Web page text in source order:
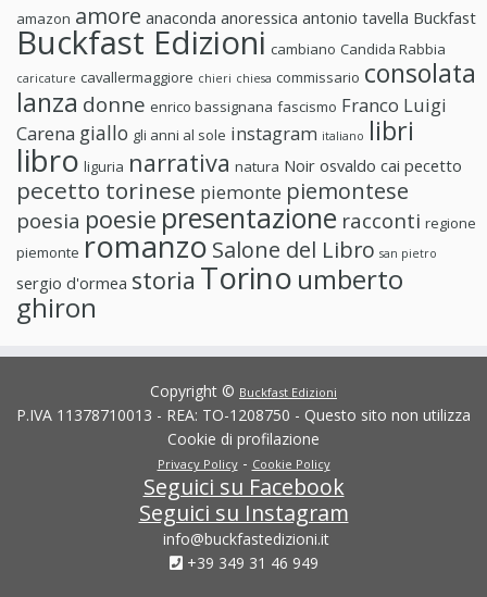
amazon amore anaconda anoressica antonio tavella Buckfast
Buckfast Edizioni cambiano Candida Rabbia
caricature cavallermaggiore chieri chiesa commissario consolata
lanza donne enrico bassignana fascismo Franco Luigi
Carena giallo gli anni al sole instagram italiano libri
libro liguria narrativa natura Noir osvaldo cai pecetto
pecetto torinese piemonte piemontese
poesia poesie presentazione racconti regione
piemonte romanzo Salone del Libro san pietro
sergio d'ormea storia Torino umberto
ghiron
Copyright © Buckfast Edizioni
P.IVA 11378710013 - REA: TO-1208750 - Questo sito non utilizza
Cookie di profilazione
Privacy Policy- Cookie Policy
Seguici su Facebook
Seguici su Instagram
info@buckfastedizioni.it
+39 349 31 46 949